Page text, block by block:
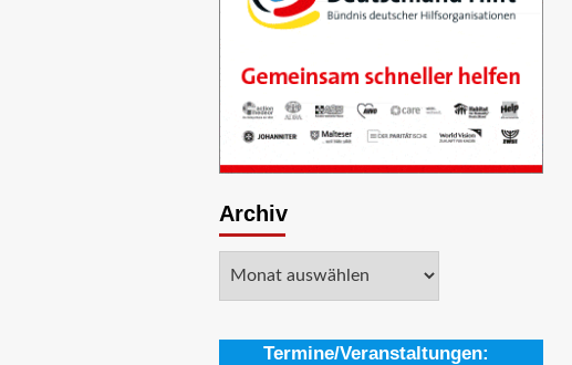
Archiv
Termine/Veranstaltungen: